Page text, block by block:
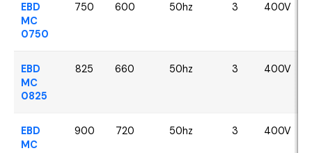
EBD
MC
0750
750 600 50hz 3 400V
EBD
MC
0825
825 660 50hz 3 400V
EBD
MC
900 720 50hz 3 400V